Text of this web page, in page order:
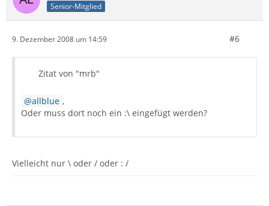
Senior-Mitglied
9. Dezember 2008 um 14:59 #6
Zitat von "mrb"
allblue ,
Oder muss dort noch ein :\ eingefügt werden?
Vielleicht nur \ oder / oder : /